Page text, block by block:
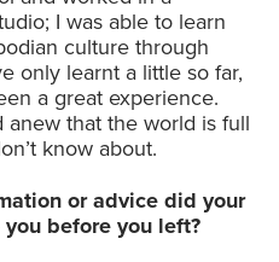
I was able to learn
culture through
only learnt a little so far,
a great experience.
anew that the world is full
know about.
or advice did your
before you left?